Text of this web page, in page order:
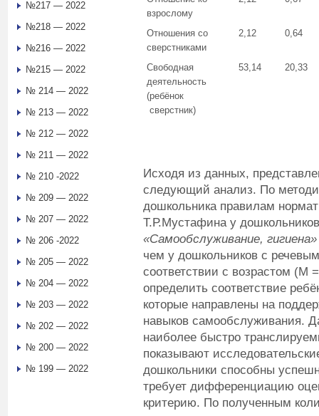
взрослому
Отношения со
сверстниками
2,12 0,64
Свободная
деятельность
(ребёнок
сверстник)
53,14 20,33
Исходя из данных,
следующий анализ. По
дошкольника правилам
Т.Р.Мустафина у
«Самообслуживание, гигиена»
чем у дошкольников с
соответствии с возрастом (М
определить соответствие
которые направлены на
навыков самообслуживания.
наиболее быстро
показывают
дошкольники способны
требует дифференциацию
критерию. По полученным
№217 — 2022
№218 — 2022
№216 — 2022
№215 — 2022
№ 214 — 2022
№ 213 — 2022
№ 212 — 2022
№ 211 — 2022
№ 210 -2022
№ 209 — 2022
№ 207 — 2022
№ 206 -2022
№ 205 — 2022
№ 204 — 2022
№ 203 — 2022
№ 202 — 2022
№ 200 — 2022
№ 199 — 2022